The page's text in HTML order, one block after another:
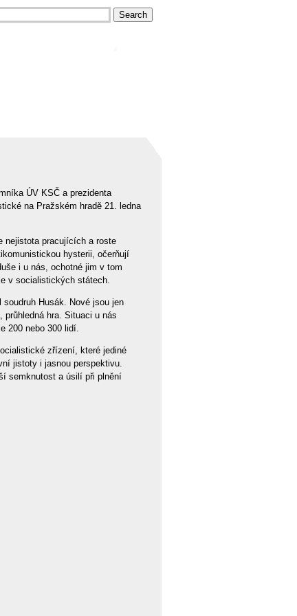
ÚV KSČ a prezidenta
na Pražském hradě 21. ledna
nejistota pracujících a roste
hysterii, očerňují
i u nás, ochotné jim v tom
v socialistických státech.
Husák. Nové jsou jen
hra. Situaci u nás
200 nebo 300 lidí.
zřízení, které jediné
jistoty i jasnou perspektivu.
semknutost a úsilí při plnění